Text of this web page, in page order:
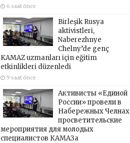
6 saat önce
Birleşik Rusya
aktivistleri,
Naberezhnye
Chelny’de genç
KAMAZ uzmanları için eğitim
etkinlikleri düzenledi
9 saat önce
Активисты «Единой
России» провели в
Набережных Челнах
просветительские
мероприятия для молодых
специалистов КАМАЗа